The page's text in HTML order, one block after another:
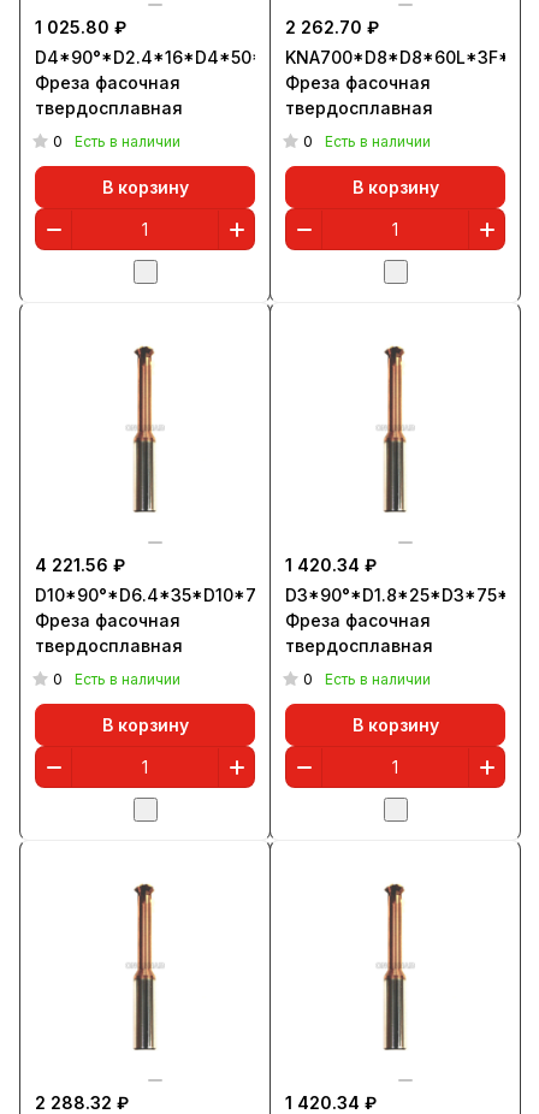
1 025.80 ₽
D4*90°*D2.4*16*D4*50*3T
Фреза фасочная
твердосплавная
0 Есть в наличии
В корзину
2 262.70 ₽
KNA700*D8*D8*60L*3F*90°
Фреза фасочная
твердосплавная
0 Есть в наличии
В корзину
4 221.56 ₽
D10*90°*D6.4*35*D10*75*5T
Фреза фасочная
твердосплавная
0 Есть в наличии
В корзину
1 420.34 ₽
D3*90°*D1.8*25*D3*75*3T
Фреза фасочная
твердосплавная
0 Есть в наличии
В корзину
2 288.32 ₽
1 420.34 ₽